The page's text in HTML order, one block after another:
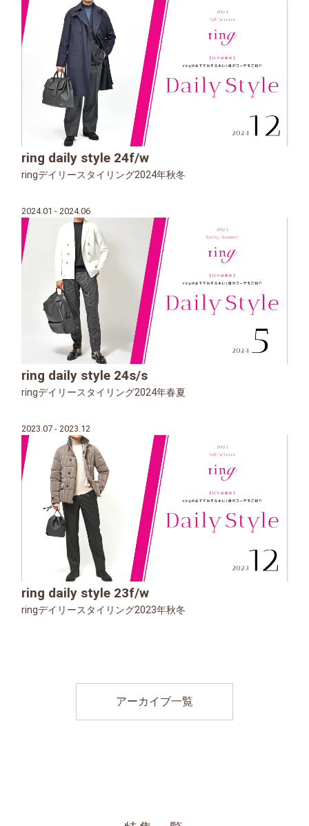
ring daily style 24f/w
ringデイリースタイリング2024年秋冬
2024.01 - 2024.06
ring daily style 24s/s
ringデイリースタイリング2024年春夏
2023.07 - 2023.12
ring daily style 23f/w
ringデイリースタイリング2023年秋冬
アーカイブ一覧